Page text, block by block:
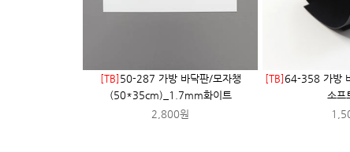
[TB] 50-287 가방 바닥판/모자챙
(50*35cm)_1.7mm화이트
2,800원
[TB]64-358 가방
소프